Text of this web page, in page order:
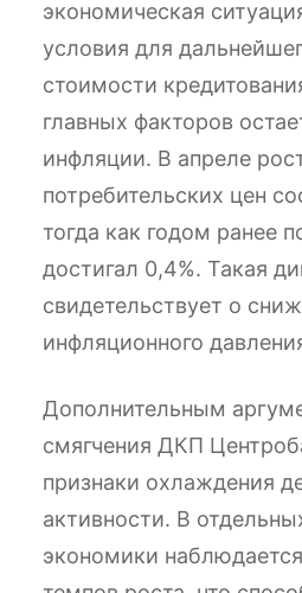
экономическая
условия для
стоимости
главных факторов
инфляции. В апреле
потребительских цен
тогда как годом ранее
достигал 0,4%. Такая
свидетельствует о
инфляционного
Дополнительным
смягчения ДКП
признаки охлаждения
активности. В
экономики